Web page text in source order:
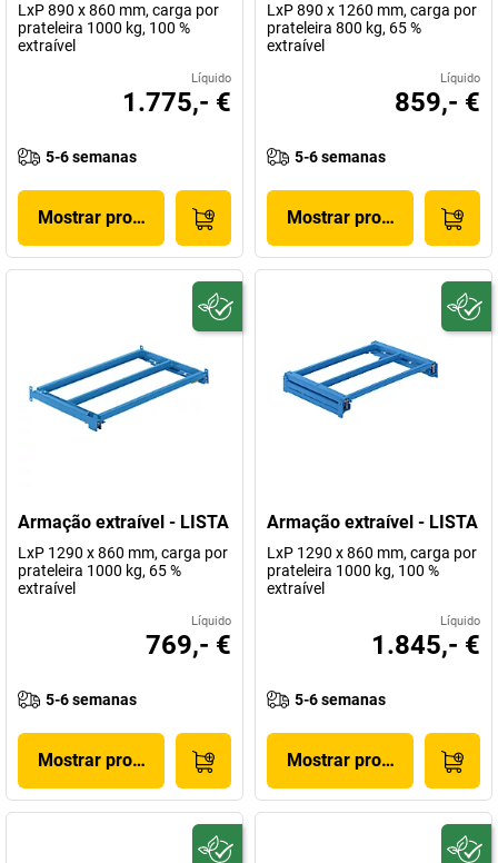
LxP 890 x 860 mm, carga por
prateleira 1000 kg, 100 %
extraível
Líquido
1.775,- €
5-6 semanas
Mostrar produto
LxP 890 x 1260 mm, carga por
prateleira 800 kg, 65 %
extraível
Líquido
859,- €
5-6 semanas
Mostrar produto
Armação extraível - LISTA
LxP 1290 x 860 mm, carga por
prateleira 1000 kg, 65 %
extraível
Líquido
769,- €
5-6 semanas
Mostrar produto
Armação extraível - LISTA
LxP 1290 x 860 mm, carga por
prateleira 1000 kg, 100 %
extraível
Líquido
1.845,- €
5-6 semanas
Mostrar produto